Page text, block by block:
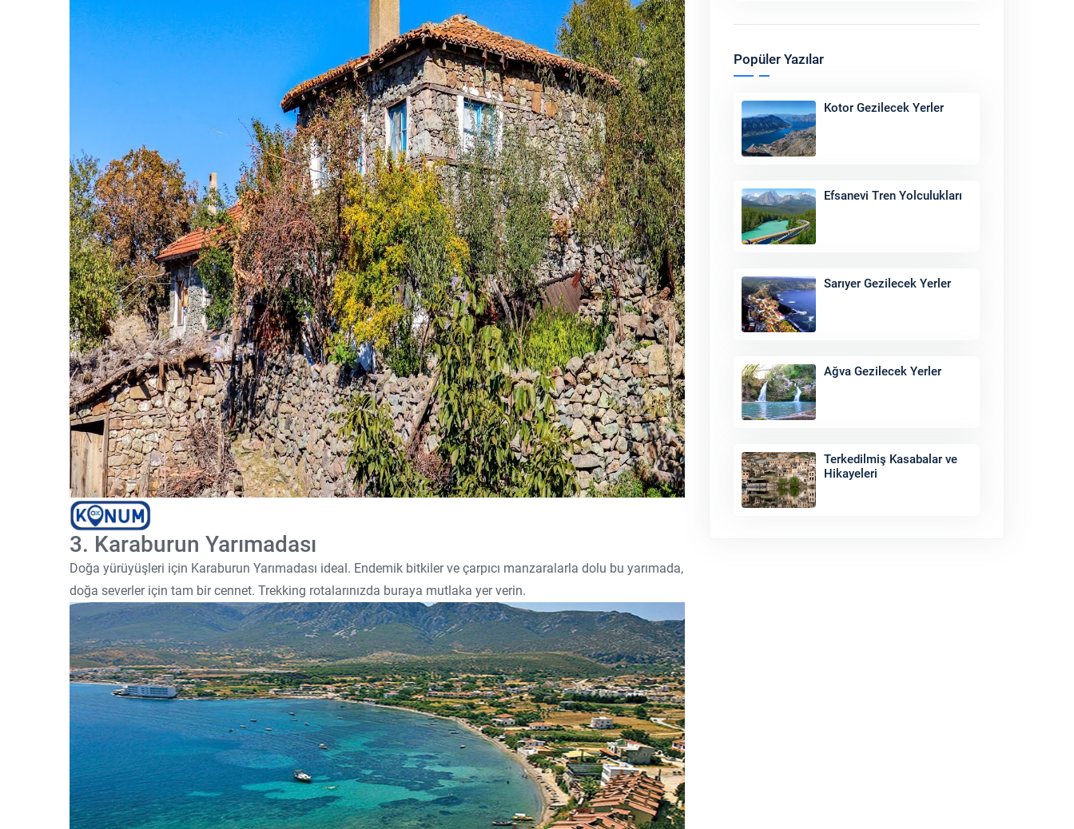
3. Karaburun Yarımadası
Doğa yürüyüşleri için Karaburun Yarımadası ideal. Endemik bitkiler ve çarpıcı manzaralarla dolu bu yarımada,
doğa severler için tam bir cennet. Trekking rotalarınızda buraya mutlaka yer verin.
Popüler Yazılar
Kotor Gezilecek Yerler
Efsanevi Tren Yolculukları
Sarıyer Gezilecek Yerler
Ağva Gezilecek Yerler
Terkedilmiş Kasabalar ve
Hikayeleri